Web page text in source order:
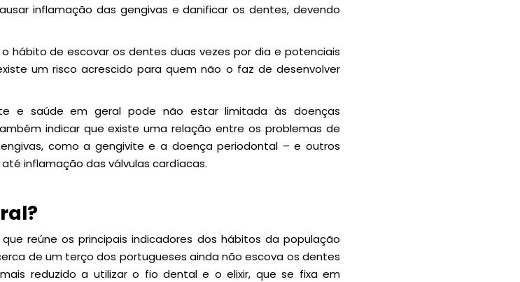
inflamação das gengivas e danificar os dentes, devendo
hábito de escovar os dentes duas vezes por dia e potenciais
um risco acrescido para quem não o faz de desenvolver
e saúde em geral pode não estar limitada às doenças
indicar que existe uma relação entre os problemas de
como a gengivite e a doença periodontal – e outros
inflamação das válvulas cardíacas.
que reúne os principais indicadores dos hábitos da população
de um terço dos portugueses ainda não escova os dentes
reduzido a utilizar o fio dental e o elixir, que se fixa em